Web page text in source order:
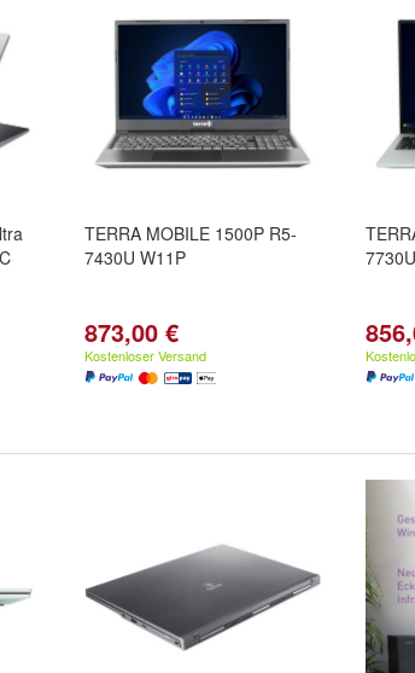
TERRA MOBILE 1500P R5-
7430U W11P
873,00 €
Kostenloser Versand